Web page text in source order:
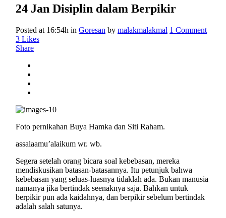
24 Jan Disiplin dalam Berpikir
Posted at 16:54h in Goresan by malakmalakmal 1 Comment
3 Likes
Share
Foto pernikahan Buya Hamka dan Siti Raham.
assalaamu’alaikum wr. wb.
Segera setelah orang bicara soal kebebasan, mereka
mendiskusikan batasan-batasannya. Itu petunjuk bahwa
kebebasan yang seluas-luasnya tidaklah ada. Bukan manusia
namanya jika bertindak seenaknya saja. Bahkan untuk
berpikir pun ada kaidahnya, dan berpikir sebelum bertindak
adalah salah satunya.